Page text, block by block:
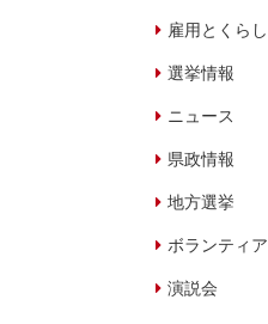
雇用とくらし
選挙情報
ニュース
県政情報
地方選挙
ボランティア
演説会